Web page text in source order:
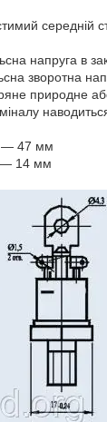
середній
напруга в
зворотна
природне
— 47 мм
— 14 мм